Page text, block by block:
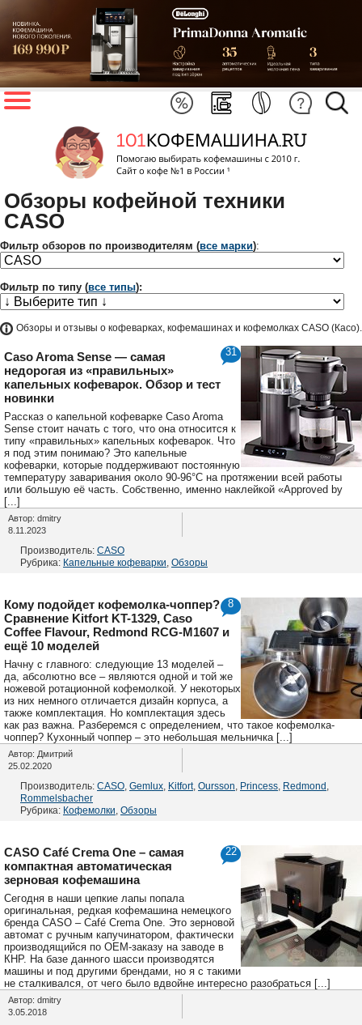
Обзоры кофейной техники
CASO
Фильтр обзоров по производителям (все марки):
Фильтр по типу (все типы):
Обзоры и отзывы о кофеварках, кофемашинах и кофемолках CASO (Касо).
31
Caso Aroma Sense — самая
недорогая из «правильных»
капельных кофеварок. Обзор и тест
новинки
Рассказ о капельной кофеварке Caso Aroma
Sense стоит начать с того, что она относится к
типу «правильных» капельных кофеварок. Что
я под этим понимаю? Это капельные
кофеварки, которые поддерживают постоянную
температуру заваривания около 90-96°C на протяжении всей работы
или большую её часть. Собственно, именно наклейкой «Approved by
[...]
Автор: dmitry
8.11.2023
Производитель: CASO
Рубрика: Капельные кофеварки Обзоры
8
Кому подойдет кофемолка-чоппер?
Сравнение Kitfort KT-1329, Caso
Coffee Flavour, Redmond RCG-M1607 и
ещё 10 моделей
Начну с главного: следующие 13 моделей –
да, абсолютно все – являются одной и той же
ножевой ротационной кофемолкой. У некоторых
из них немного отличается дизайн корпуса, а
также комплектация. Но комплектация здесь
как раз важна. Разберемся с определением, что такое кофемолка-
чоппер? Кухонный чоппер – это небольшая мельничка [...]
Автор: Дмитрий
25.02.2020
Производитель: CASO Gemlux Kitfort, Oursson Princess Redmond
Rommelsbacher
Рубрика: Кофемолки Обзоры
22
CASO Café Crema One – самая
компактная автоматическая
зерновая кофемашина
Сегодня в наши цепкие лапы попала
оригинальная, редкая кофемашина немецкого
бренда CASO – Café Crema One. Это зерновой
автомат с ручным капучинатором, фактически
производящийся по OEM-заказу на заводе в
КНР. На базе данного шасси производятся
машины и под другими брендами, но я с такими
не сталкивался, от чего было вдвойне интересно разобраться [...]
Автор: dmitry
3.05.2018